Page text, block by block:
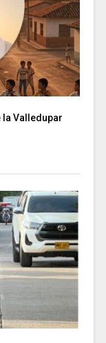
la Valledupar